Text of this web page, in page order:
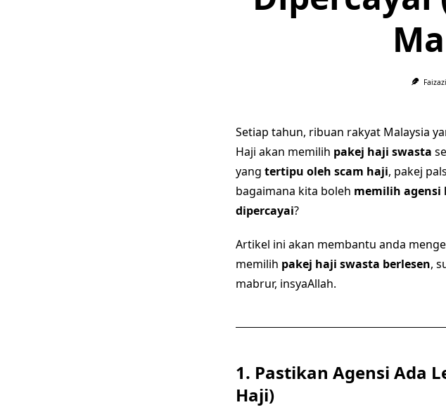
Setiap tahun, ribuan rakyat Malaysia
Haji akan memilih pakej haji swasta
yang tertipu oleh scam haji, pakej
bagaimana kita boleh memilih agensi
dipercayai?
Artikel ini akan membantu anda
memilih pakej haji swasta berlesen,
mabrur, insyaAllah.
1. Pastikan Agensi Ada
Haji)